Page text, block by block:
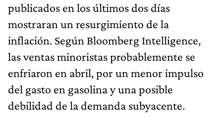
publicados en los últimos dos días
mostraran un resurgimiento de la
inflación. Según Bloomberg Intelligence,
las ventas minoristas probablemente se
enfriaron en abril, por un menor impulso
del gasto en gasolina y una posible
debilidad de la demanda subyacente.